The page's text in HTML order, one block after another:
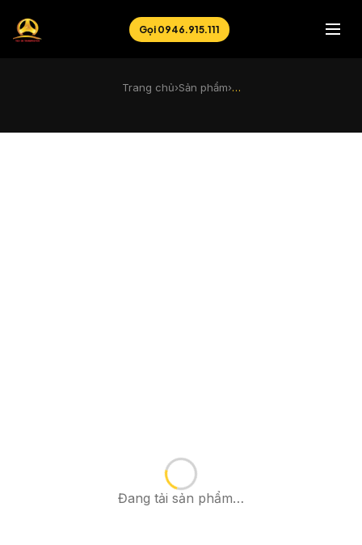
Gọi 0946.915.111
Trang chủ›Sản phẩm›…
Đang tải sản phẩm…